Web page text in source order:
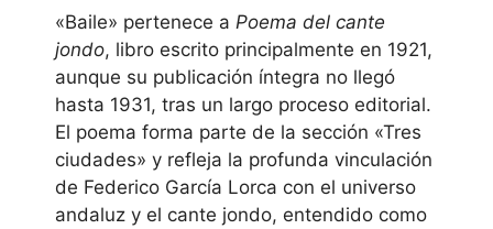
«Baile» pertenece a Poema del cante
jondo, libro escrito principalmente en 1921,
aunque su publicación íntegra no llegó
hasta 1931, tras un largo proceso editorial.
El poema forma parte de la sección «Tres
ciudades» y refleja la profunda vinculación
de Federico García Lorca con el universo
andaluz y el cante jondo, entendido como